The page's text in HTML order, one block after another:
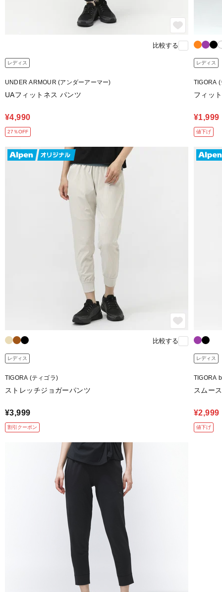
比較する
レディス
UNDER ARMOUR (アンダーアーマー)
UAフィットネス パンツ
¥4,990
27％OFF
レディス
TIGORA
フィッ
¥1,999
値下げ
比較する
レディス
TIGORA (ティゴラ)
ストレッチジョガーパンツ
¥3,999
割引クーポン
レディス
TIGORA
スムー
¥2,999
値下げ